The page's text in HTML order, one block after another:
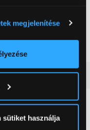
pontossággal
annak konkrét
aRészletek
visszavonhatja a
megjelenítése
sütiket használja
hűtőszekrény